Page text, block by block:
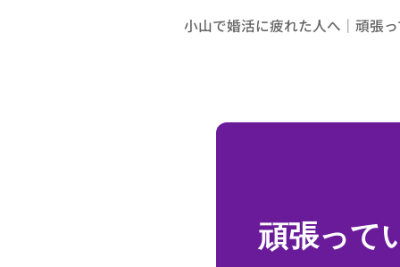
小山で婚活に疲れた人へ｜頑張
頑張って